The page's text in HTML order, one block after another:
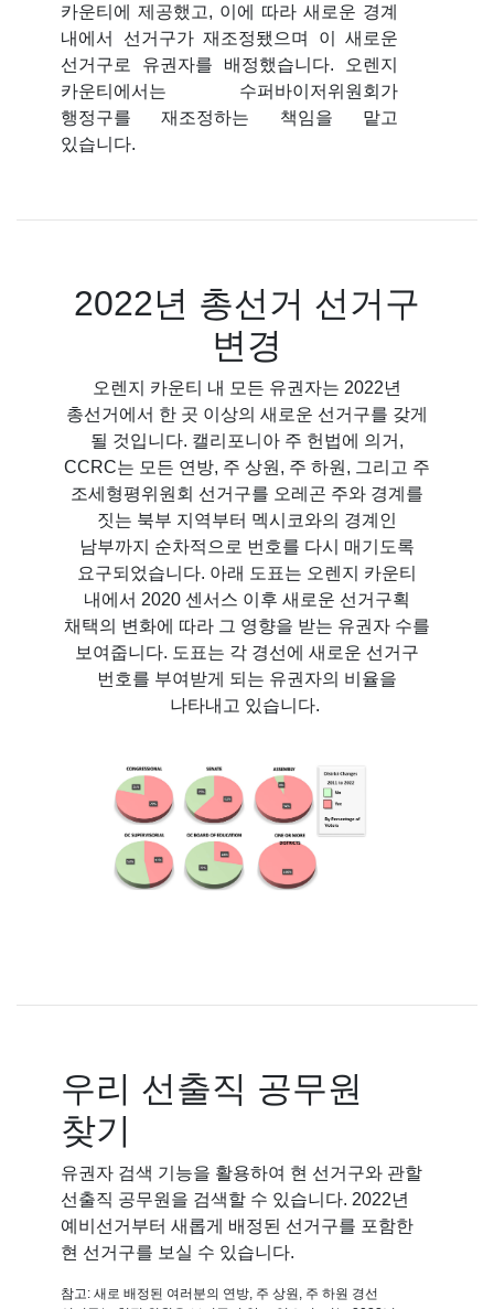
카운티에 제공했고, 이에 따라 새로운 경계
내에서 선거구가 재조정됐으며 이 새로운
선거구로 유권자를 배정했습니다. 오렌지
카운티에서는 수퍼바이저위원회가
행정구를 재조정하는 책임을 맡고
있습니다.
2022년 총선거 선거구
변경
오렌지 카운티 내 모든 유권자는 2022년
총선거에서 한 곳 이상의 새로운 선거구를 갖게
될 것입니다. 캘리포니아 주 헌법에 의거,
CCRC는 모든 연방, 주 상원, 주 하원, 그리고 주
조세형평위원회 선거구를 오레곤 주와 경계를
짓는 북부 지역부터 멕시코와의 경계인
남부까지 순차적으로 번호를 다시 매기도록
요구되었습니다. 아래 도표는 오렌지 카운티
내에서 2020 센서스 이후 새로운 선거구획
채택의 변화에 따라 그 영향을 받는 유권자 수를
보여줍니다. 도표는 각 경선에 새로운 선거구
번호를 부여받게 되는 유권자의 비율을
나타내고 있습니다.
우리 선출직 공무원
찾기
유권자 검색 기능을 활용하여 현 선거구와 관할
선출직 공무원을 검색할 수 있습니다. 2022년
예비선거부터 새롭게 배정된 선거구를 포함한
현 선거구를 보실 수 있습니다.
참고: 새로 배정된 여러분의 연방, 주 상원, 주 하원 경선